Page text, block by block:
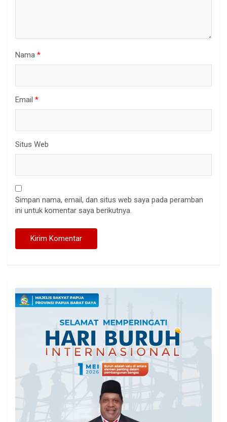
Nama *
Email *
Situs Web
Simpan nama, email, dan situs web saya pada peramban
ini untuk komentar saya berikutnya.